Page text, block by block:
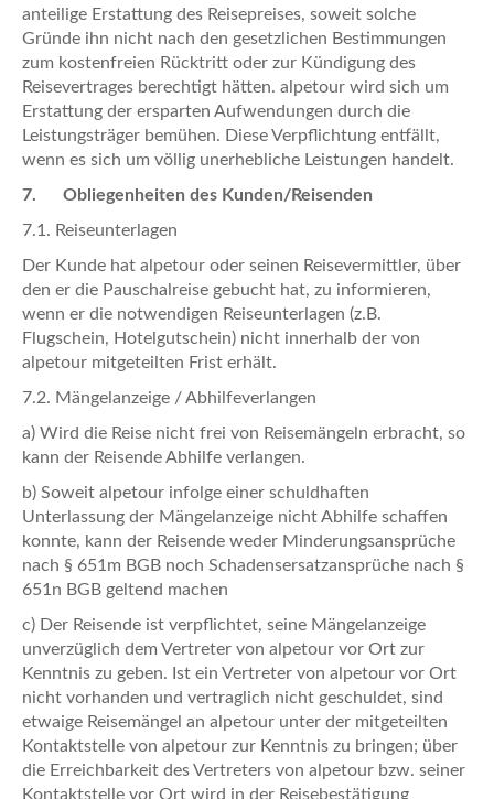
anteilige Erstattung des Reisepreises, soweit solche
Gründe ihn nicht nach den gesetzlichen Bestimmungen
zum kostenfreien Rücktritt oder zur Kündigung des
Reisevertrages berechtigt hätten. alpetour wird sich um
Erstattung der ersparten Aufwendungen durch die
Leistungsträger bemühen. Diese Verpflichtung entfällt,
wenn es sich um völlig unerhebliche Leistungen handelt.
7. Obliegenheiten des Kunden/Reisenden
7.1. Reiseunterlagen
Der Kunde hat alpetour oder seinen Reisevermittler, über
den er die Pauschalreise gebucht hat, zu informieren,
wenn er die notwendigen Reiseunterlagen (z.B.
Flugschein, Hotelgutschein) nicht innerhalb der von
alpetour mitgeteilten Frist erhält.
7.2. Mängelanzeige / Abhilfeverlangen
a) Wird die Reise nicht frei von Reisemängeln erbracht, so
kann der Reisende Abhilfe verlangen.
b) Soweit alpetour infolge einer schuldhaften
Unterlassung der Mängelanzeige nicht Abhilfe schaffen
konnte, kann der Reisende weder Minderungsansprüche
nach § 651m BGB noch Schadensersatzansprüche nach §
651n BGB geltend machen
c) Der Reisende ist verpflichtet, seine Mängelanzeige
unverzüglich dem Vertreter von alpetour vor Ort zur
Kenntnis zu geben. Ist ein Vertreter von alpetour vor Ort
nicht vorhanden und vertraglich nicht geschuldet, sind
etwaige Reisemängel an alpetour unter der mitgeteilten
Kontaktstelle von alpetour zur Kenntnis zu bringen; über
die Erreichbarkeit des Vertreters von alpetour bzw. seiner
Kontaktstelle vor Ort wird in der Reisebestätigung